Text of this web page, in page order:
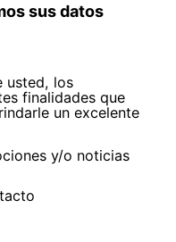
sus datos
usted, los
finalidades que
un excelente
y/o noticias